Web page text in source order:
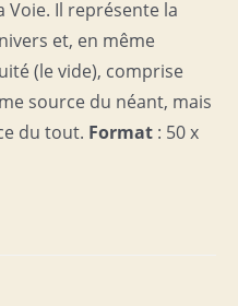
Voie. Il représente la
et, en même
(le vide), comprise
source du néant, mais
du tout. Format : 50 x